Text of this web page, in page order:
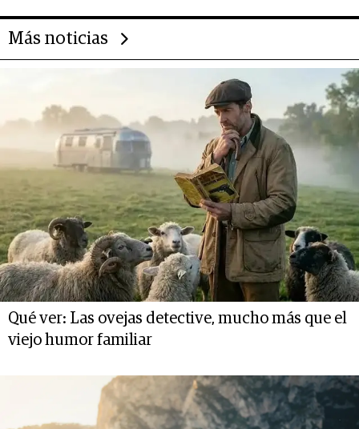
Más noticias
Qué ver: Las ovejas detective, mucho más que el
viejo humor familiar